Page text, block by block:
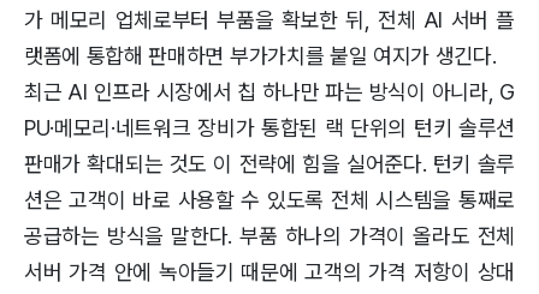
가 메모리 업체로부터 부품을 확보한 뒤, 전체 AI 서버 플
랫폼에 통합해 판매하면 부가가치를 붙일 여지가 생긴다.
최근 AI 인프라 시장에서 칩 하나만 파는 방식이 아니라, G
PU·메모리·네트워크 장비가 통합된 랙 단위의 턴키 솔루션
판매가 확대되는 것도 이 전략에 힘을 실어준다. 턴키 솔루
션은 고객이 바로 사용할 수 있도록 전체 시스템을 통째로
공급하는 방식을 말한다. 부품 하나의 가격이 올라도 전체
서버 가격 안에 녹아들기 때문에 고객의 가격 저항이 상대